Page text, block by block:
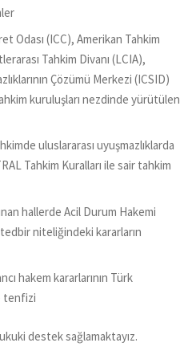
Odası (ICC), Amerikan Tahkim
Tahkim Divanı (LCIA),
Çözümü Merkezi (ICSID)
kuruluşları nezdinde yürütülen
uluslararası uyuşmazlıklarda
Tahkim Kuralları ile sair tahkim
hallerde Acil Durum Hakemi
niteliğindeki kararların
hakem kararlarının Türk
tenfizi
destek sağlamaktayız.